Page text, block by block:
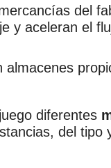
del
y aceleran el
diferentes
del tipo